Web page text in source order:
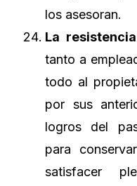
los asesoran.
La
tanto a
todo al
por sus
logros del
para
satisfacer